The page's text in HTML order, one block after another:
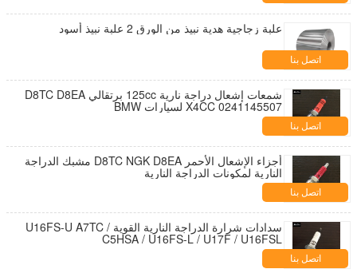
علبة زجاجية هدية نبيذ من الورق 2 علبة نبيذ أسود
اتصل بنا
شمعات إشعال دراجة نارية 125cc برتقالي D8TC D8EA
X4CC 0241145507 لسيارات BMW
اتصل بنا
أجزاء الإشعال الأحمر D8TC NGK D8EA مشبك الدراجة
النارية لمكونات الدراجة النارية
اتصل بنا
سدادات شرارة الدراجة النارية القوية U16FS-U A7TC /
C5HSA / U16FS-L / U17F / U16FSL
اتصل بنا